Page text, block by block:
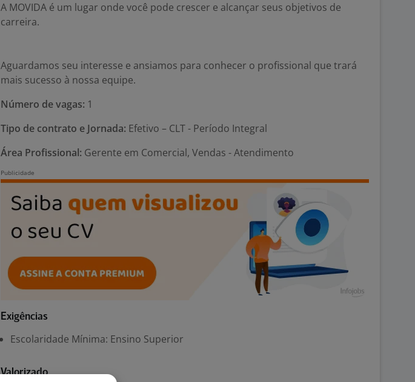
A MOVIDA é um lugar onde você pode crescer e alcançar seus objetivos de
carreira.
Aguardamos seu interesse e ansiamos para conhecer o profissional que trará
mais sucesso à nossa equipe.
Número de vagas: 1
Tipo de contrato e Jornada: Efetivo – CLT - Período Integral
Área Profissional: Gerente em Comercial, Vendas - Atendimento
Exigências
Escolaridade Mínima: Ensino Superior
Valorizado